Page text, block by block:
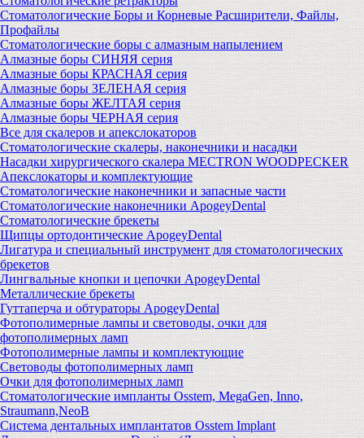
Стоматологические Боры и Корневые Расширители, Файлы,
Профайлы
Стоматологические боры с алмазным напылением
Алмазные боры СИНЯЯ серия
Алмазные боры КРАСНАЯ серия
Алмазные боры ЗЕЛЕНАЯ серия
Алмазные боры ЖЕЛТАЯ серия
Алмазные боры ЧЕРНАЯ серия
Все для скалеров и апекслокаторов
Стоматологические скалеры, наконечники и насадки
Насадки хирургического скалера MECTRON WOODPECKER
Апекслокаторы и комплектующие
Стоматологические наконечники и запасные части
Стоматологические наконечники ApogeyDental
Стоматологические брекеты
Щипцы ортодонтические ApogeyDental
Лигатура и специальный инструмент для стоматологических
брекетов
Лингвальные кнопки и цепочки ApogeyDental
Металлические брекеты
Гуттаперча и обтураторы ApogeyDental
Фотополимерные лампы и световоды, очки для
фотополимерных ламп
Фотополимерные лампы и комплектующие
Световоды фотополимерных ламп
Очки для фотополимерных ламп
Стоматологические импланты Osstem, MegaGen, Inno,
Straumann,NeoB
Система дентальных имплантатов Osstem Implant